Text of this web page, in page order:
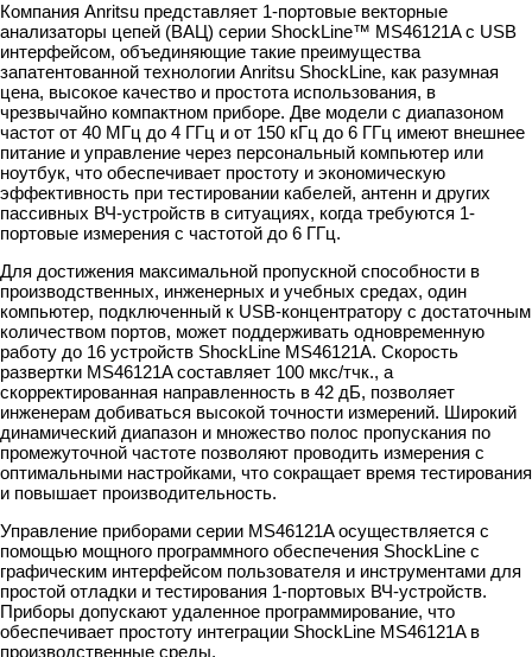
Компания Anritsu представляет 1-портовые векторные
анализаторы цепей (ВАЦ) серии ShockLine™ MS46121A с USB
интерфейсом, объединяющие такие преимущества
запатентованной технологии Anritsu ShockLine, как разумная
цена, высокое качество и простота использования, в
чрезвычайно компактном приборе. Две модели с диапазоном
частот от 40 МГц до 4 ГГц и от 150 кГц до 6 ГГц имеют внешнее
питание и управление через персональный компьютер или
ноутбук, что обеспечивает простоту и экономическую
эффективность при тестировании кабелей, антенн и других
пассивных ВЧ-устройств в ситуациях, когда требуются 1-
портовые измерения с частотой до 6 ГГц.
Для достижения максимальной пропускной способности в
производственных, инженерных и учебных средах, один
компьютер, подключенный к USB-концентратору с достаточным
количеством портов, может поддерживать одновременную
работу до 16 устройств ShockLine MS46121A. Скорость
развертки MS46121A составляет 100 мкс/тчк., а
скорректированная направленность в 42 дБ, позволяет
инженерам добиваться высокой точности измерений. Широкий
динамический диапазон и множество полос пропускания по
промежуточной частоте позволяют проводить измерения с
оптимальными настройками, что сокращает время тестирования
и повышает производительность.
Управление приборами серии MS46121A осуществляется с
помощью мощного программного обеспечения ShockLine с
графическим интерфейсом пользователя и инструментами для
простой отладки и тестирования 1-портовых ВЧ-устройств.
Приборы допускают удаленное программирование, что
обеспечивает простоту интеграции ShockLine MS46121A в
производственные среды.